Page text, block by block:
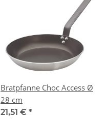
Bratpfanne Choc Access Ø
28 cm
21,51 € *